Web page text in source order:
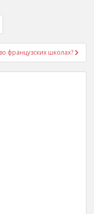
французских школах?